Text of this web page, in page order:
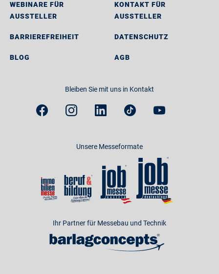
WEBINARE FÜR
AUSSTELLER
BARRIEREFREIHEIT
BLOG
KONTAKT FÜR
AUSSTELLER
DATENSCHUTZ
AGB
Bleiben Sie mit uns in Kontakt
Unsere Messeformate
Ihr Partner für Messebau und Technik